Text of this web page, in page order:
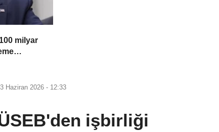
milyar
Haziran 2026 - 12:33
işbirliği